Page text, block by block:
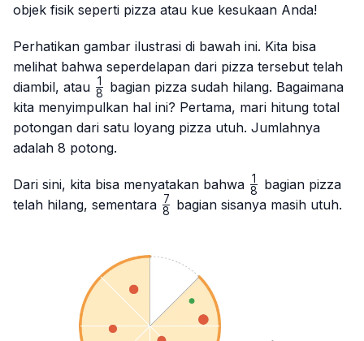
objek fisik seperti pizza atau kue kesukaan Anda!
Perhatikan gambar ilustrasi di bawah ini. Kita bisa
melihat bahwa seperdelapan dari pizza tersebut telah
diambil, atau \frac{1}
{8}
8
1
bagian pizza sudah hilang. Bagaimana
kita menyimpulkan hal ini? Pertama, mari hitung total
potongan dari satu loyang pizza utuh. Jumlahnya
adalah 8 potong.
Dari sini, kita bisa menyatakan bahwa \frac{1}
{8}
8
1
bagian pizza
telah hilang, sementara \frac{7}
8
7 bagian sisanya masih utuh.